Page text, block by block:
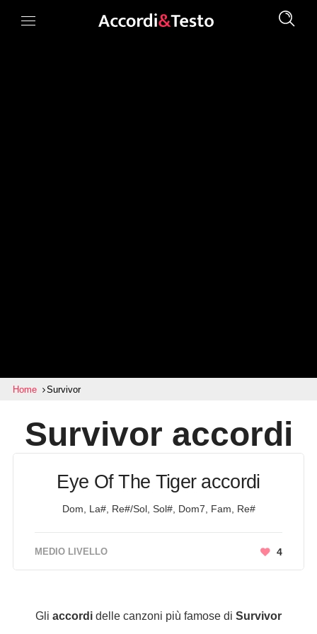
Home Survivor
Survivor accordi
Eye Of The Tiger accordi
Dom, La#, Re#/Sol, Sol#, Dom7, Fam, Re#
MEDIO LIVELLO 4
Gli accordi delle canzoni più famose di Survivor